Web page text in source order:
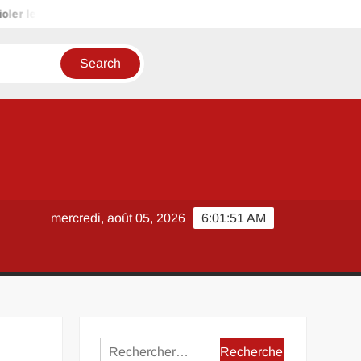
leur intimité
6:01:51 AM
mercredi, août 05, 2026
Rechercher :